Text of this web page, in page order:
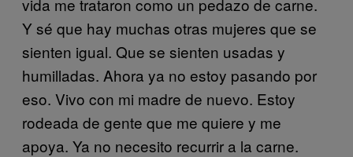
Y sé que hay muchas otras mujeres que se
sienten igual. Que se sienten usadas y
humilladas. Ahora ya no estoy pasando por
eso. Vivo con mi madre de nuevo. Estoy
rodeada de gente que me quiere y me
apoya. Ya no necesito recurrir a la carne.